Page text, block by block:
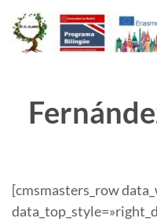
[cmsmasters_row